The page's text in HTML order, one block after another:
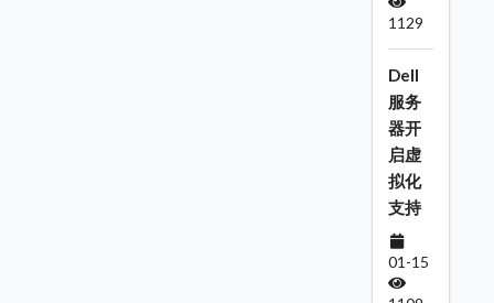
1129
Dell
服务
器开
启虚
拟化
支持
01-15